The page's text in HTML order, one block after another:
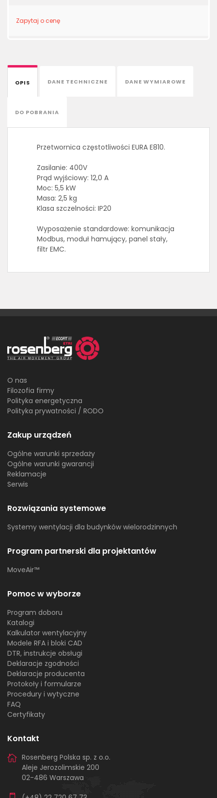
Zapytaj o cenę
OPIS DANE TECHNICZNE DANE WYMIAROWE
DO POBRANIA
Przetwornica częstotliwości EURA E810.
Zasilanie: 400V
Prąd wyjściowy: 12,0 A
Moc: 5,5 kW
Masa: 2,5 kg
Klasa szczelności: IP20
Wyposażenie standardowe: komunikacja
Modbus, moduł hamujący, panel stały,
filtr EMC.
O nas
Filozofia firmy
Polityka energetyczna
Polityka prywatności / RODO
Zakup urządzeń
Ogólne warunki sprzedaży
Ogólne warunki gwarancji
Reklamacje
Serwis
Rozwiązania systemowe
Systemy wentylacji dla budynków wielorodzinnych
Program partnerski dla projektantów
MoveAir™
Pomoc w wyborze
Program doboru
Katalogi
Kalkulator wentylacyjny
Modele RFA i bloki CAD
DTR, instrukcje obsługi
Deklaracje zgodności
Deklaracje producenta
Protokoły i formularze
Procedury i wytyczne
FAQ
Certyfikaty
Kontakt
Rosenberg Polska sp. z o.o.
Aleje Jerozolimskie 200
02-486 Warszawa